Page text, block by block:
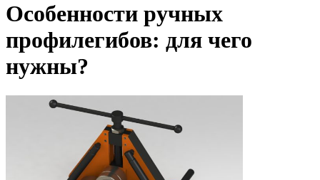
Особенности ручных
профилегибов: для чего
нужны?